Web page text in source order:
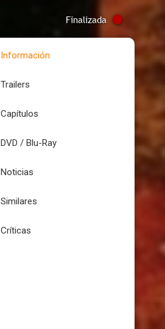
Finalizada
Información
Trailers
Capítulos
DVD / Blu-Ray
Noticias
Similares
Críticas